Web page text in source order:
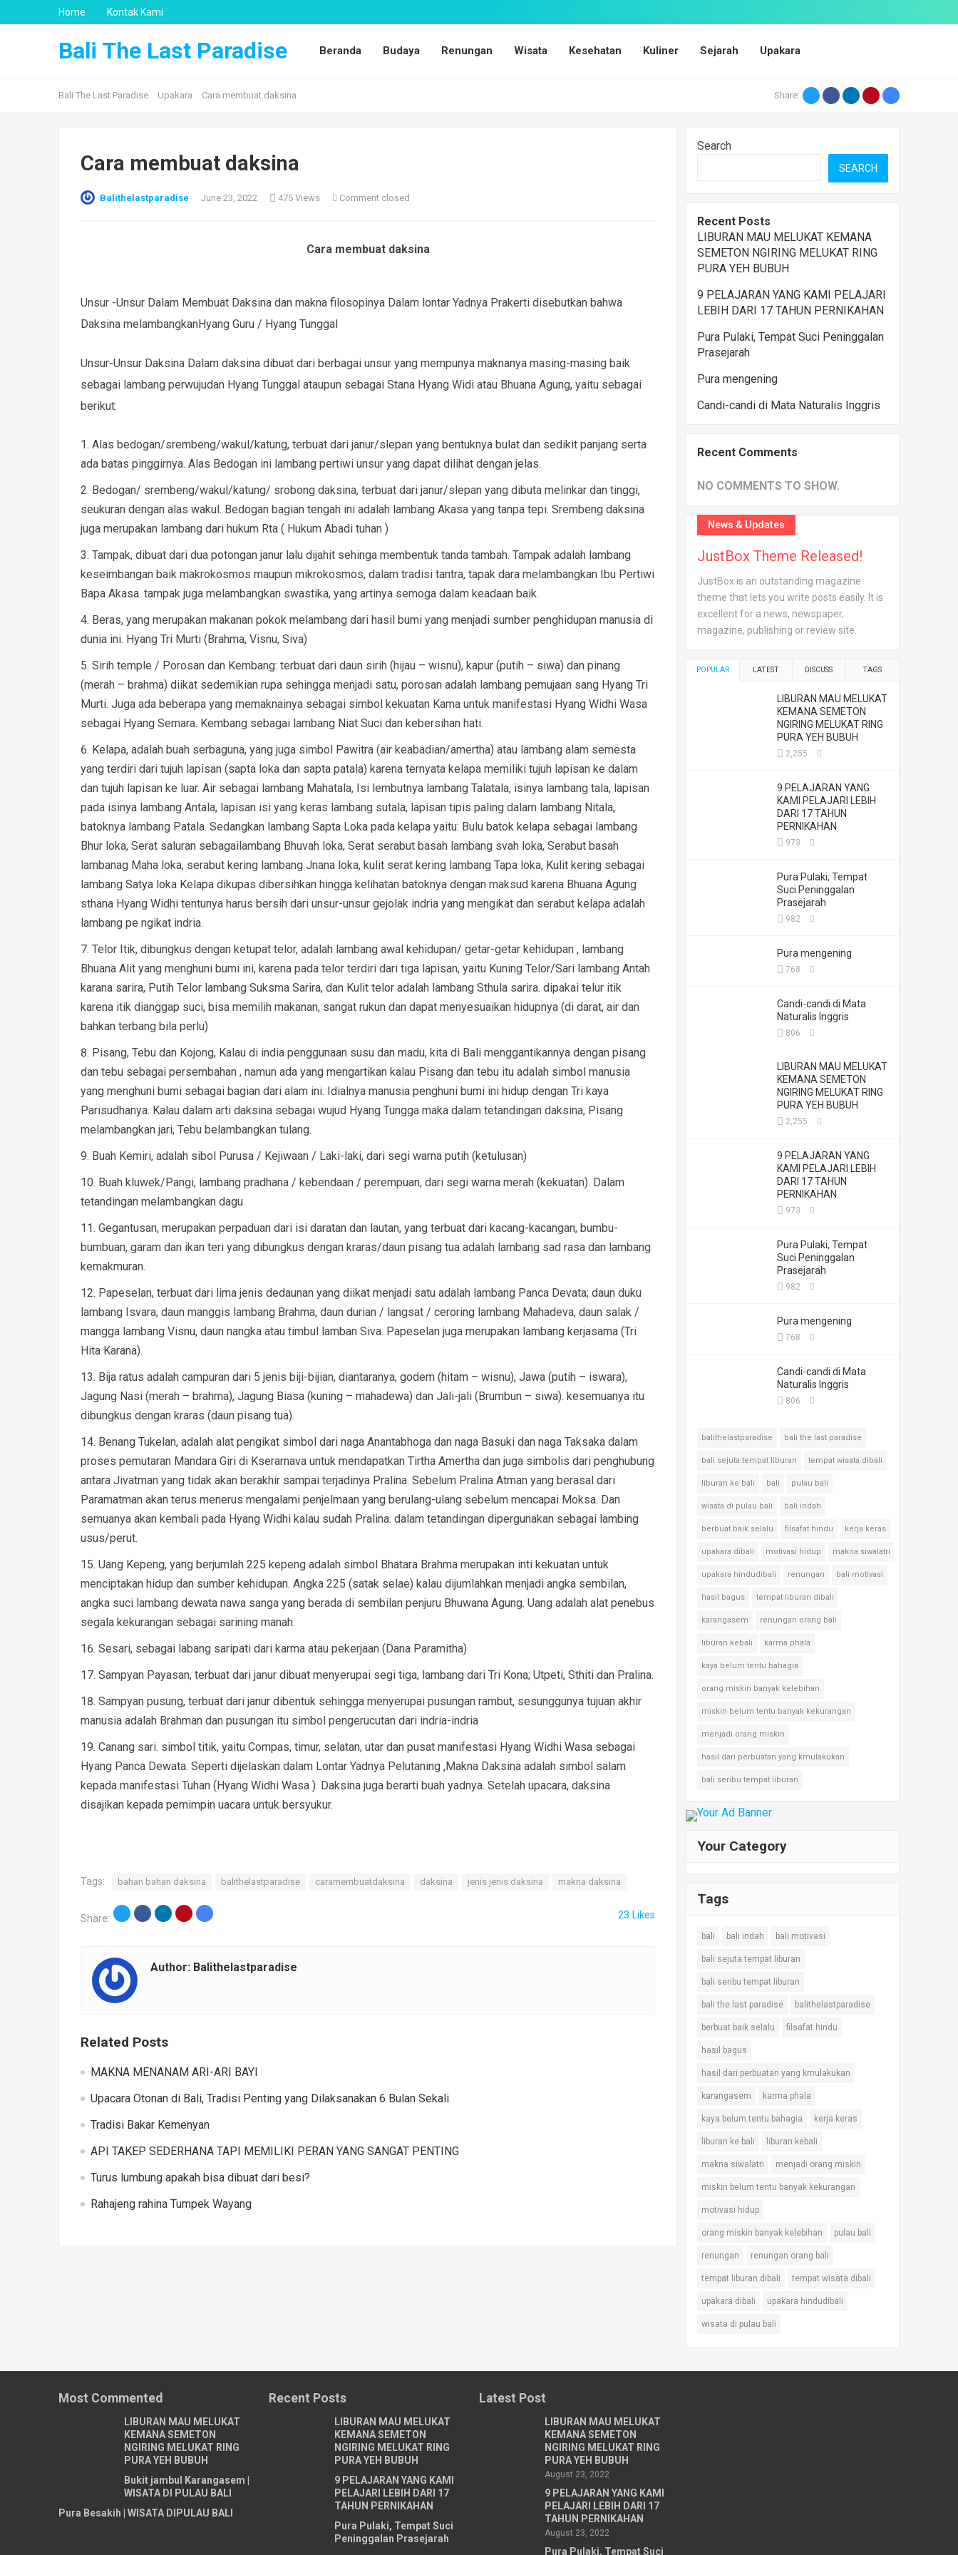
Home Kontak Kami
Bali The Last Paradise Beranda Budaya Renungan Wisata Kesehatan Kuliner Sejarah Upakara
Bali The Last Paradise Upakara Cara membuat daksina Share: TwitterFacebookLinkedInPinterestEmail
Cara membuat daksina
Balithelastparadise June 23, 2022 475 Views Comment closed
Cara membuat daksina
Unsur -Unsur Dalam Membuat Daksina dan makna filosopinya Dalam lontar Yadnya Prakerti disebutkan bahwa
Daksina melambangkanHyang Guru / Hyang Tunggal
Unsur-Unsur Daksina Dalam daksina dibuat dari berbagai unsur yang mempunya maknanya masing-masing baik
sebagai lambang perwujudan Hyang Tunggal ataupun sebagai Stana Hyang Widi atau Bhuana Agung, yaitu sebagai
berikut:
Alas bedogan/srembeng/wakul/katung, terbuat dari janur/slepan yang bentuknya bulat dan sedikit panjang serta
ada batas pinggirnya. Alas Bedogan ini lambang pertiwi unsur yang dapat dilihat dengan jelas.
Bedogan/ srembeng/wakul/katung/ srobong daksina, terbuat dari janur/slepan yang dibuta melinkar dan tinggi,
seukuran dengan alas wakul. Bedogan bagian tengah ini adalah lambang Akasa yang tanpa tepi. Srembeng daksina
juga merupakan lambang dari hukum Rta ( Hukum Abadi tuhan )
Tampak, dibuat dari dua potongan janur lalu dijahit sehinga membentuk tanda tambah. Tampak adalah lambang
keseimbangan baik makrokosmos maupun mikrokosmos, dalam tradisi tantra, tapak dara melambangkan Ibu Pertiwi
Bapa Akasa. tampak juga melambangkan swastika, yang artinya semoga dalam keadaan baik.
Beras, yang merupakan makanan pokok melambang dari hasil bumi yang menjadi sumber penghidupan manusia di
dunia ini. Hyang Tri Murti (Brahma, Visnu, Siva)
Sirih temple / Porosan dan Kembang: terbuat dari daun sirih (hijau – wisnu), kapur (putih – siwa) dan pinang
(merah – brahma) diikat sedemikian rupa sehingga menjadi satu, porosan adalah lambang pemujaan sang Hyang Tri
Murti. Juga ada beberapa yang memaknainya sebagai simbol kekuatan Kama untuk manifestasi Hyang Widhi Wasa
sebagai Hyang Semara. Kembang sebagai lambang Niat Suci dan kebersihan hati.
Kelapa, adalah buah serbaguna, yang juga simbol Pawitra (air keabadian/amertha) atau lambang alam semesta
yang terdiri dari tujuh lapisan (sapta loka dan sapta patala) karena ternyata kelapa memiliki tujuh lapisan ke dalam
dan tujuh lapisan ke luar. Air sebagai lambang Mahatala, Isi lembutnya lambang Talatala, isinya lambang tala, lapisan
pada isinya lambang Antala, lapisan isi yang keras lambang sutala, lapisan tipis paling dalam lambang Nitala,
batoknya lambang Patala. Sedangkan lambang Sapta Loka pada kelapa yaitu: Bulu batok kelapa sebagai lambang
Bhur loka, Serat saluran sebagailambang Bhuvah loka, Serat serabut basah lambang svah loka, Serabut basah
lambanag Maha loka, serabut kering lambang Jnana loka, kulit serat kering lambang Tapa loka, Kulit kering sebagai
lambang Satya loka Kelapa dikupas dibersihkan hingga kelihatan batoknya dengan maksud karena Bhuana Agung
sthana Hyang Widhi tentunya harus bersih dari unsur-unsur gejolak indria yang mengikat dan serabut kelapa adalah
lambang pe ngikat indria.
Telor Itik, dibungkus dengan ketupat telor, adalah lambang awal kehidupan/ getar-getar kehidupan , lambang
Bhuana Alit yang menghuni bumi ini, karena pada telor terdiri dari tiga lapisan, yaitu Kuning Telor/Sari lambang Antah
karana sarira, Putih Telor lambang Suksma Sarira, dan Kulit telor adalah lambang Sthula sarira. dipakai telur itik
karena itik dianggap suci, bisa memilih makanan, sangat rukun dan dapat menyesuaikan hidupnya (di darat, air dan
bahkan terbang bila perlu)
Pisang, Tebu dan Kojong, Kalau di india penggunaan susu dan madu, kita di Bali menggantikannya dengan pisang
dan tebu sebagai persembahan , namun ada yang mengartikan kalau Pisang dan tebu itu adalah simbol manusia
yang menghuni bumi sebagai bagian dari alam ini. Idialnya manusia penghuni bumi ini hidup dengan Tri kaya
Parisudhanya. Kalau dalam arti daksina sebagai wujud Hyang Tungga maka dalam tetandingan daksina, Pisang
melambangkan jari, Tebu belambangkan tulang.
Buah Kemiri, adalah sibol Purusa / Kejiwaan / Laki-laki, dari segi warna putih (ketulusan)
Buah kluwek/Pangi, lambang pradhana / kebendaan / perempuan, dari segi warna merah (kekuatan). Dalam
tetandingan melambangkan dagu.
Gegantusan, merupakan perpaduan dari isi daratan dan lautan, yang terbuat dari kacang-kacangan, bumbu-
bumbuan, garam dan ikan teri yang dibungkus dengan kraras/daun pisang tua adalah lambang sad rasa dan lambang
kemakmuran.
Papeselan, terbuat dari lima jenis dedaunan yang diikat menjadi satu adalah lambang Panca Devata; daun duku
lambang Isvara, daun manggis lambang Brahma, daun durian / langsat / ceroring lambang Mahadeva, daun salak /
mangga lambang Visnu, daun nangka atau timbul lamban Siva. Papeselan juga merupakan lambang kerjasama (Tri
Hita Karana).
Bija ratus adalah campuran dari 5 jenis biji-bijian, diantaranya, godem (hitam – wisnu), Jawa (putih – iswara),
Jagung Nasi (merah – brahma), Jagung Biasa (kuning – mahadewa) dan Jali-jali (Brumbun – siwa). kesemuanya itu
dibungkus dengan kraras (daun pisang tua).
Benang Tukelan, adalah alat pengikat simbol dari naga Anantabhoga dan naga Basuki dan naga Taksaka dalam
proses pemutaran Mandara Giri di Kserarnava untuk mendapatkan Tirtha Amertha dan juga simbolis dari penghubung
antara Jivatman yang tidak akan berakhir sampai terjadinya Pralina. Sebelum Pralina Atman yang berasal dari
Paramatman akan terus menerus mengalami penjelmaan yang berulang-ulang sebelum mencapai Moksa. Dan
semuanya akan kembali pada Hyang Widhi kalau sudah Pralina. dalam tetandingan dipergunakan sebagai lambing
usus/perut.
Uang Kepeng, yang berjumlah 225 kepeng adalah simbol Bhatara Brahma merupakan inti kekuatan untuk
menciptakan hidup dan sumber kehidupan. Angka 225 (satak selae) kalau dijumlahkan menjadi angka sembilan,
angka suci lambang dewata nawa sanga yang berada di sembilan penjuru Bhuwana Agung. Uang adalah alat penebus
segala kekurangan sebagai sarining manah.
Sesari, sebagai labang saripati dari karma atau pekerjaan (Dana Paramitha)
Sampyan Payasan, terbuat dari janur dibuat menyerupai segi tiga, lambang dari Tri Kona; Utpeti, Sthiti dan Pralina.
Sampyan pusung, terbuat dari janur dibentuk sehingga menyerupai pusungan rambut, sesunggunya tujuan akhir
manusia adalah Brahman dan pusungan itu simbol pengerucutan dari indria-indria
Canang sari. simbol titik, yaitu Compas, timur, selatan, utar dan pusat manifestasi Hyang Widhi Wasa sebagai
Hyang Panca Dewata. Seperti dijelaskan dalam Lontar Yadnya Pelutaning ,Makna Daksina adalah simbol salam
kepada manifestasi Tuhan (Hyang Widhi Wasa ). Daksina juga berarti buah yadnya. Setelah upacara, daksina
disajikan kepada pemimpin uacara untuk bersyukur.
Tags: bahan bahan daksina balithelastparadise caramembuatdaksina daksina jenis jenis daksina makna daksina
Share: TwitterFacebook
LinkedInPinterest
Email 23 Likes
Author: Balithelastparadise
Related Posts
MAKNA MENANAM ARI-ARI BAYI
Upacara Otonan di Bali, Tradisi Penting yang Dilaksanakan 6 Bulan Sekali
Tradisi Bakar Kemenyan
API TAKEP SEDERHANA TAPI MEMILIKI PERAN YANG SANGAT PENTING
Turus lumbung apakah bisa dibuat dari besi?
Rahajeng rahina Tumpek Wayang
Search
SEARCH
Recent Posts
LIBURAN MAU MELUKAT KEMANA
SEMETON NGIRING MELUKAT RING
PURA YEH BUBUH
9 PELAJARAN YANG KAMI PELAJARI
LEBIH DARI 17 TAHUN PERNIKAHAN
Pura Pulaki, Tempat Suci Peninggalan
Prasejarah
Pura mengening
Candi-candi di Mata Naturalis Inggris
Recent Comments
NO COMMENTS TO SHOW.
News & Updates
JustBox Theme Released!
JustBox is an outstanding magazine
theme that lets you write posts easily. It is
excellent for a news, newspaper,
magazine, publishing or review site.
POPULAR LATEST DISCUSS TAGS
LIBURAN MAU MELUKAT
KEMANA SEMETON
NGIRING MELUKAT RING
PURA YEH BUBUH
2,255
9 PELAJARAN YANG
KAMI PELAJARI LEBIH
DARI 17 TAHUN
PERNIKAHAN
973
Pura Pulaki, Tempat
Suci Peninggalan
Prasejarah
982
Pura mengening
768
Candi-candi di Mata
Naturalis Inggris
806
LIBURAN MAU MELUKAT
KEMANA SEMETON
NGIRING MELUKAT RING
PURA YEH BUBUH
2,255
9 PELAJARAN YANG
KAMI PELAJARI LEBIH
DARI 17 TAHUN
PERNIKAHAN
973
Pura Pulaki, Tempat
Suci Peninggalan
Prasejarah
982
Pura mengening
768
Candi-candi di Mata
Naturalis Inggris
806
balithelastparadise bali the last paradise
bali sejuta tempat liburan tempat wisata dibali
liburan ke bali bali pulau bali
wisata di pulau bali bali indah
berbuat baik selalu filsafat hindu kerja keras
upakara dibali motivasi hidup makna siwalatri
upakara hindudibali renungan bali motivasi
hasil bagus tempat liburan dibali
karangasem renungan orang bali
liburan kebali karma phala
kaya belum tentu bahagia
orang miskin banyak kelebihan
miskin belum tentu banyak kekurangan
menjadi orang miskin
hasil dari perbuatan yang kmulakukan
bali seribu tempat liburan
Your Category
Tags
bali bali indah bali motivasi
bali sejuta tempat liburan
bali seribu tempat liburan
bali the last paradise balithelastparadise
berbuat baik selalu filsafat hindu
hasil bagus
hasil dari perbuatan yang kmulakukan
karangasem karma phala
kaya belum tentu bahagia kerja keras
liburan ke bali liburan kebali
makna siwalatri menjadi orang miskin
miskin belum tentu banyak kekurangan
motivasi hidup
orang miskin banyak kelebihan pulau bali
renungan renungan orang bali
tempat liburan dibali tempat wisata dibali
upakara dibali upakara hindudibali
wisata di pulau bali
Most Commented
LIBURAN MAU MELUKAT
KEMANA SEMETON
NGIRING MELUKAT RING
PURA YEH BUBUH
Bukit jambul Karangasem |
WISATA DI PULAU BALI
Pura Besakih | WISATA DIPULAU BALI
Recent Posts
LIBURAN MAU MELUKAT
KEMANA SEMETON
NGIRING MELUKAT RING
PURA YEH BUBUH
9 PELAJARAN YANG KAMI
PELAJARI LEBIH DARI 17
TAHUN PERNIKAHAN
Pura Pulaki, Tempat Suci
Peninggalan Prasejarah
Latest Post
LIBURAN MAU MELUKAT
KEMANA SEMETON
NGIRING MELUKAT RING
PURA YEH BUBUH
August 23, 2022
9 PELAJARAN YANG KAMI
PELAJARI LEBIH DARI 17
TAHUN PERNIKAHAN
August 23, 2022
Pura Pulaki, Tempat Suci